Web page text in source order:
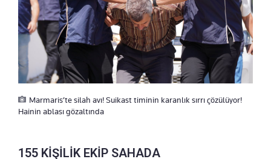
Marmaris’te silah avı! Suikast timinin karanlık sırrı çözülüyor!
Hainin ablası gözaltında
155 KİŞİLİK EKİP SAHADA